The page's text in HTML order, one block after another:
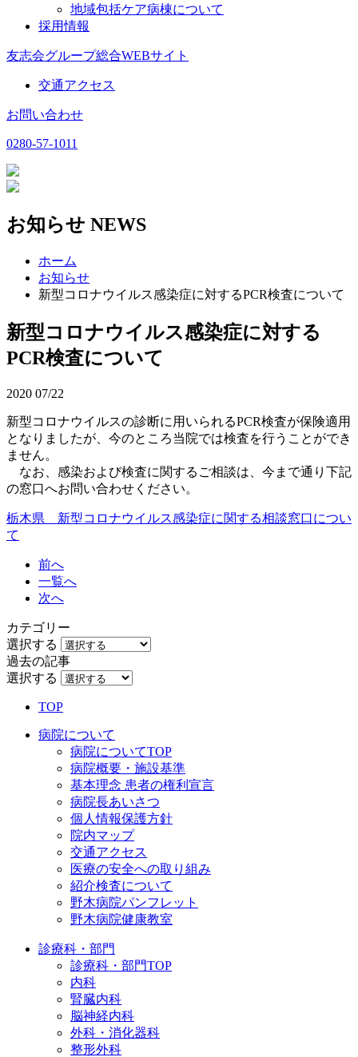
地域包括ケア病棟について
採用情報
友志会グループ総合WEBサイト
交通アクセス
お問い合わせ
0280-57-1011
お知らせ NEWS
ホーム
お知らせ
新型コロナウイルス感染症に対するPCR検査について
新型コロナウイルス感染症に対する
PCR検査について
2020 07/22
新型コロナウイルスの診断に用いられるPCR検査が保険適用
となりましたが、今のところ当院では検査を行うことができ
ません。
なお、感染および検査に関するご相談は、今まで通り下記
の窓口へお問い合わせください。
栃木県 新型コロナウイルス感染症に関する相談窓口につい
て
前へ
一覧へ
次へ
カテゴリー
選択する
過去の記事
選択する
TOP
病院について
病院についてTOP
病院概要・施設基準
基本理念 患者の権利宣言
病院長あいさつ
個人情報保護方針
院内マップ
交通アクセス
医療の安全への取り組み
紹介検査について
野木病院パンフレット
野木病院健康教室
診療科・部門
診療科・部門TOP
内科
腎臓内科
脳神経内科
外科・消化器科
整形外科